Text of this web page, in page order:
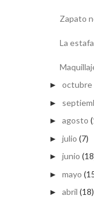
Zapato
La
► octubre
►
► agosto
► julio (7)
► junio
► mayo
► abril (18)